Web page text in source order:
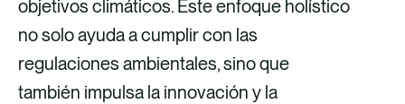
objetivos climáticos. Este enfoque holístico
no solo ayuda a cumplir con las
regulaciones ambientales, sino que
también impulsa la innovación y la